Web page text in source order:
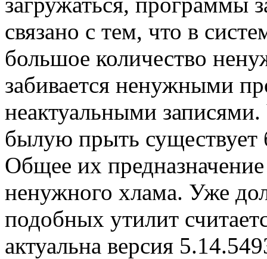
связано с тем, что в
большое количество
забивается ненужными
неактуальными
былую прыть существует
Общее их
ненужного хлама. Уже
подобных утилит
актуальна версия